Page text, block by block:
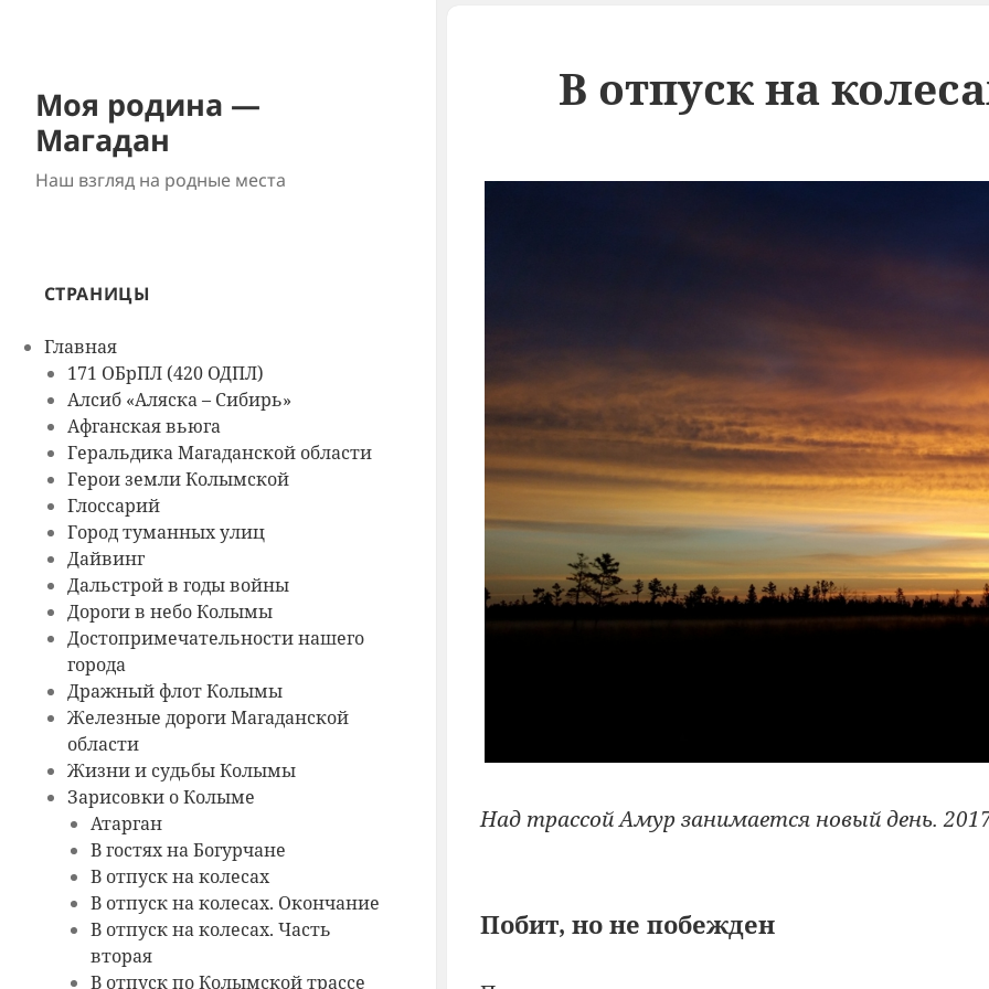
Моя родина —
Магадан
Наш взгляд на родные места
СТРАНИЦЫ
Главная
171 ОБрПЛ (420 ОДПЛ)
Алсиб «Аляска – Сибирь»
Афганская вьюга
Геральдика Магаданской области
Герои земли Колымской
Глоссарий
Город туманных улиц
Дайвинг
Дальстрой в годы войны
Дороги в небо Колымы
Достопримечательности нашего
города
Дражный флот Колымы
Железные дороги Магаданской
области
Жизни и судьбы Колымы
Зарисовки о Колыме
Атарган
В гостях на Богурчане
В отпуск на колесах
В отпуск на колесах. Окончание
В отпуск на колесах. Часть
вторая
В отпуск по Колымской трассе
В отпуск на
Над трассой Амур занимается новый день.
Побит, но не побежден